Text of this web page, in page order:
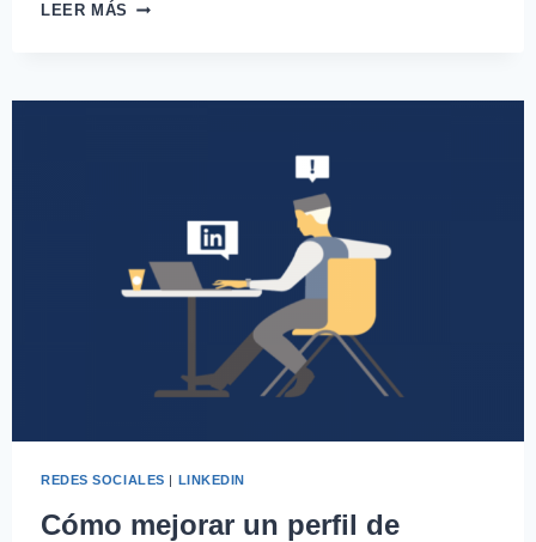
LEER MÁS
REDES SOCIALES LINKEDIN
Cómo mejorar un perfil de